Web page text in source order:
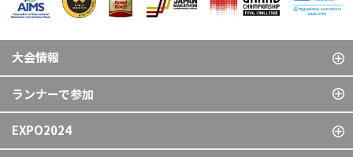
大会情報
ランナーで参加
EXPO2024